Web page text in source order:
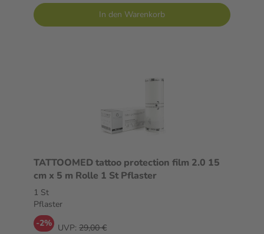
In den Warenkorb
TATTOOMED tattoo protection film 2.0 15
cm x 5 m Rolle 1 St Pflaster
1 St
Pflaster
-2% UVP: 29,00 €